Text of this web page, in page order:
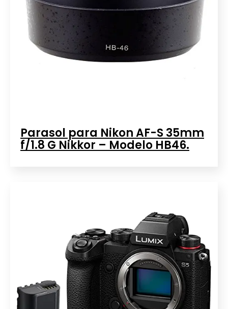
Parasol para Nikon AF-S 35mm
f/1.8 G Nikkor – Modelo HB46.